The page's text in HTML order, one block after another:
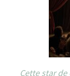
Cette star